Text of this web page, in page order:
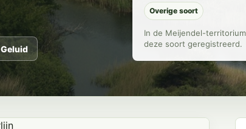
Geluid
Overige soort
In de Meijendel-
deze soort geregistreerd.